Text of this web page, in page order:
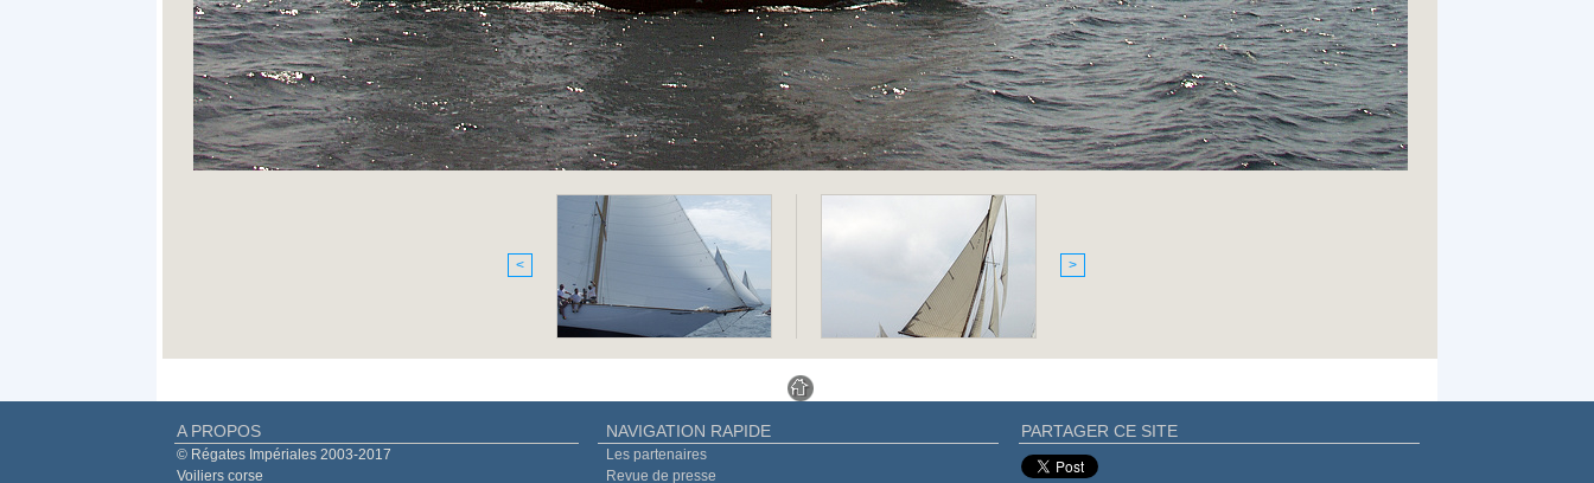
< >
A PROPOS
© Régates Impériales 2003-2017
Voiliers corse
NAVIGATION RAPIDE
Les partenaires
Revue de presse
PARTAGER CE SITE